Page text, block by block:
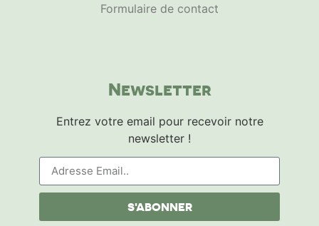
Formulaire de contact
Newsletter
Entrez votre email pour recevoir notre
newsletter !
S'ABONNER